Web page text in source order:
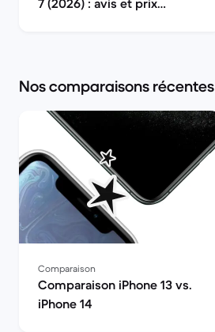
7 (2026) : avis et prix
Nos comparaisons récentes
Comparaison
Comparaison iPhone 13 vs.
iPhone 14